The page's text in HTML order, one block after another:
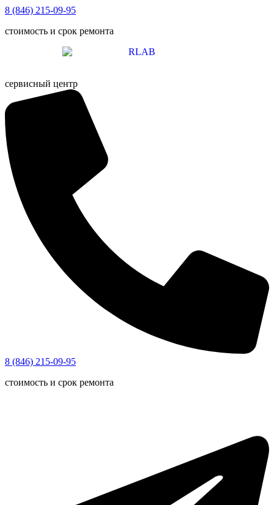
Перейти
содержимому
8 (846) 215-09-95
стоимость и срок ремонта
сервисный центр
8 (846) 215-09-95
стоимость и срок ремонта